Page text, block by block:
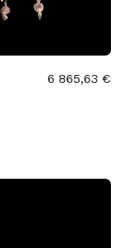
6 865,63 €